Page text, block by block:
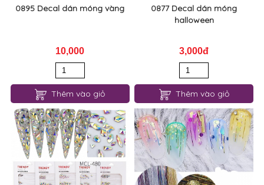
Đá đính móng nhiều mẫu cao
cấp 1057
0784 Sợi kim tuyến mảnh
trang trí móng